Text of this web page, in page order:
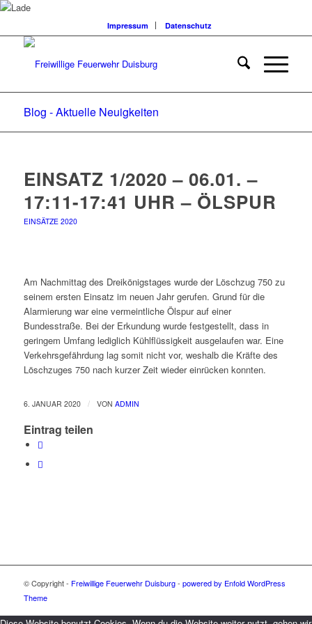
Impressum Datenschutz
Blog - Aktuelle Neuigkeiten
EINSATZ 1/2020 – 06.01. –
17:11-17:41 UHR – ÖLSPUR
EINSÄTZE 2020
Am Nachmittag des Dreikönigstages wurde der Löschzug 750 zu
seinem ersten Einsatz im neuen Jahr gerufen. Grund für die
Alarmierung war eine vermeintliche Ölspur auf einer
Bundesstraße. Bei der Erkundung wurde festgestellt, dass in
geringem Umfang lediglich Kühlflüssigkeit ausgelaufen war. Eine
Verkehrsgefährdung lag somit nicht vor, weshalb die Kräfte des
Löschzuges 750 nach kurzer Zeit wieder einrücken konnten.
6. JANUAR 2020 / VON ADMIN
Eintrag teilen
© Copyright - Freiwillige Feuerwehr Duisburg- powered by Enfold WordPress
Theme